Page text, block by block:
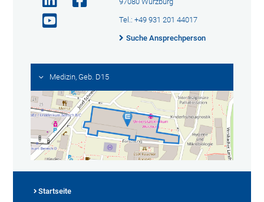
Tel.: +49 931 201 44017
Suche Ansprechperson
Medizin, Geb. D15
Startseite